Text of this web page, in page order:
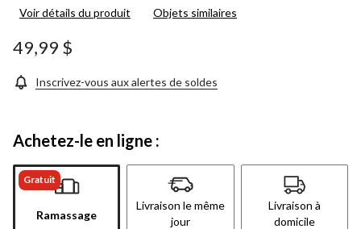
Voir détails du produit Objets similaires
49,99 $
Inscrivez-vous aux alertes de soldes
Achetez-le en ligne :
Gratuit
Ramassage
Livraison le même
jour
Livraison à
domicile